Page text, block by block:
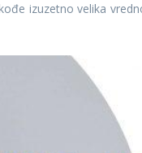
izuzetno velika